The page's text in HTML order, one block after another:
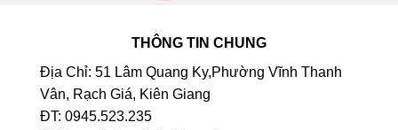
THÔNG TIN CHUNG
Địa Chỉ: 51 Lâm Quang Ky,Phường Vĩnh Thanh
Vân, Rạch Giá, Kiên Giang
ĐT: 0945.523.235